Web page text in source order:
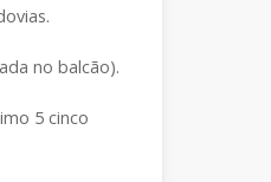
no balcão).
5 cinco